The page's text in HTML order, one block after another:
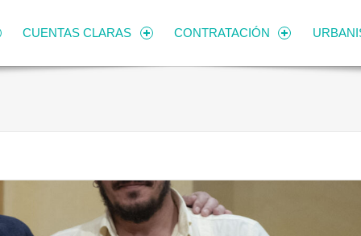
CUENTAS CLARAS CONTRATACIÓN